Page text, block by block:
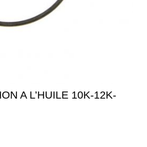
A L’HUILE 10K-12K-